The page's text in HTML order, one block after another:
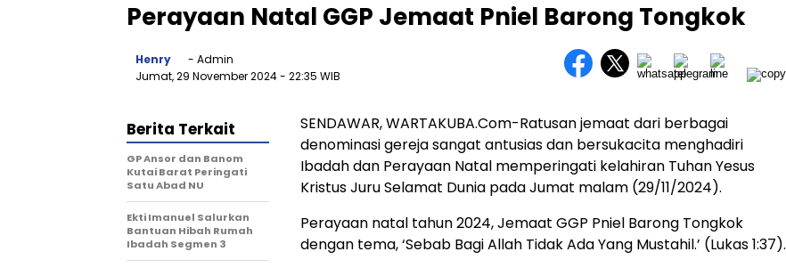
Perayaan Natal GGP Jemaat Pniel Barong Tongkok
Henry
- Admin
Jumat, 29 November 2024- 22:35 WIB
SENDAWAR, WARTAKUBA.Com-Ratusan jemaat dari berbagai
denominasi gereja sangat antusias dan bersukacita menghadiri
Ibadah dan Perayaan Natal memperingati kelahiran Tuhan Yesus
Kristus Juru Selamat Dunia pada Jumat malam (29/11/2024).
Perayaan natal tahun 2024, Jemaat GGP Pniel Barong Tongkok
dengan tema, ‘Sebab Bagi Allah Tidak Ada Yang Mustahil.’ (Lukas 1:37).
Berita Terkait
GP Ansor dan Banom
Kutai Barat Peringati
Satu Abad NU
Ekti Imanuel Salurkan
Bantuan Hibah Rumah
Ibadah Segmen 3